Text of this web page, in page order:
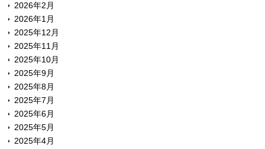
2026年2月
2026年1月
2025年12月
2025年11月
2025年10月
2025年9月
2025年8月
2025年7月
2025年6月
2025年5月
2025年4月